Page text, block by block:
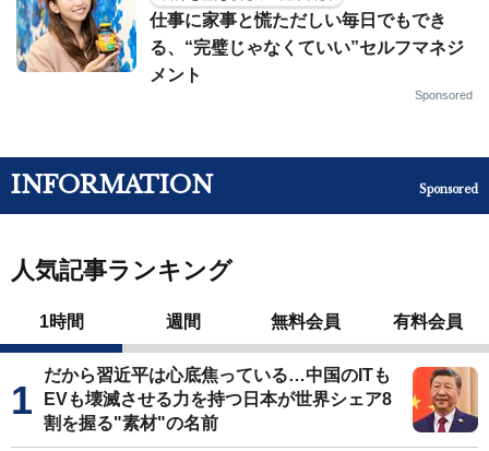
仕事に家事と慌ただしい毎日でもでき
る、“完璧じゃなくていい”セルフマネジ
メント
Sponsored
INFORMATION Sponsored
人気記事ランキング
1時間 週間 無料会員 有料会員
だから習近平は心底焦っている…中国のITも
EVも壊滅させる力を持つ日本が世界シェア8
割を握る"素材"の名前